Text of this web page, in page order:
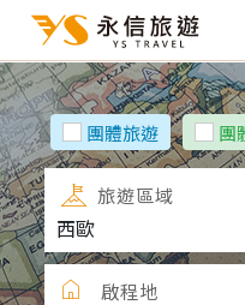
團體旅遊 團
旅遊區域
啟程地